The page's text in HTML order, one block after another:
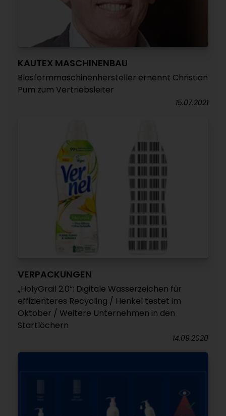
KAUTEX MASCHINENBAU
Blasformmaschinenhersteller ernennt Christian
Pum zum Vertriebsleiter
15.07.2021
VERPACKUNGEN
„HolyGrail 2.0“: Digitale Wasserzeichen für
effizienteres Recycling / Henkel testet im
Oktober / Weitere Unternehmen in den
Startlöchern
14.09.2020